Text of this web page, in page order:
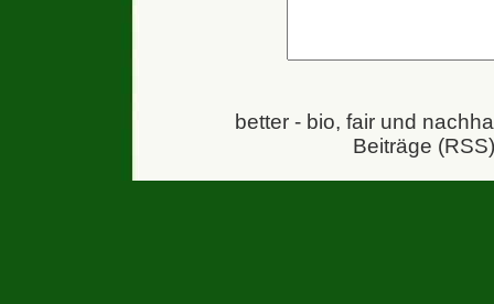
better - bio, fair und
Beiträge (RSS)